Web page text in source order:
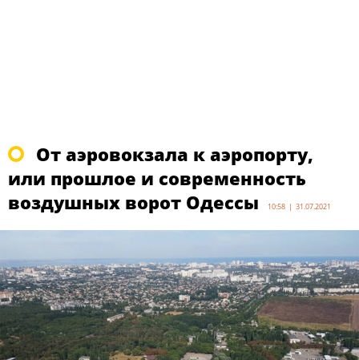
От аэровокзала к аэропорту,
или прошлое и современность
воздушных ворот Одессы
10:58 | 31.07.2021